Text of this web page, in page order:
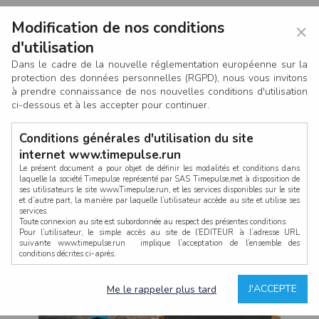
CONNEXION
×
Modification de nos conditions
d'utilisation
Dans le cadre de la nouvelle réglementation européenne sur la
protection des données personnelles (RGPD), nous vous invitons
à prendre connaissance de nos nouvelles conditions d'utilisation
ci-dessous et à les accepter pour continuer.
Conditions générales d'utilisation du site
internet www.timepulse.run
Le présent document a pour objet de définir les modalités et conditions dans
laquelle la société Timepulse représenté par SAS Timepulse,met à disposition de
ses utilisateurs le site www.Timepulse.run, et les services disponibles sur le site
et d’autre part, la manière par laquelle l’utilisateur accède au site et utilise ses
services.
Toute connexion au site est subordonnée au respect des présentes conditions.
Pour l’utilisateur, le simple accès au site de l’EDITEUR à l’adresse URL
suivante www.timepulse.run implique l’acceptation de l’ensemble des
conditions décrites ci-après.
La structure générale du site www.timepulse.run, par quelque procédé que ce
soit, sans l'autorisation préalable et par écrit de Fourcherot Mickael et/ou de ses
J'ACCEPTE
Me le rappeler plus tard